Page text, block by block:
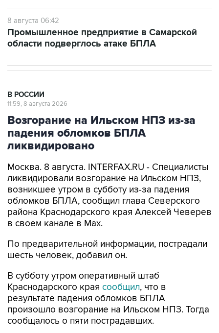
8 августа 06:42
Промышленное предприятие в Самарской
области подверглось атаке БПЛА
В РОССИИ
11:59, 8 августа 2026
Возгорание на Ильском НПЗ из-за
падения обломков БПЛА
ликвидировано
Москва. 8 августа. INTERFAX.RU - Специалисты
ликвидировали возгорание на Ильском НПЗ,
возникшее утром в субботу из-за падения
обломков БПЛА, сообщил глава Северского
района Краснодарского края Алексей Чеверев
в своем канале в Max.
По предварительной информации, пострадали
шесть человек, добавил он.
В субботу утром оперативный штаб
Краснодарского края сообщил, что в
результате падения обломков БПЛА
произошло возгорание на Ильском НПЗ. Тогда
сообщалось о пяти пострадавших.